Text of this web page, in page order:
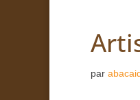
par